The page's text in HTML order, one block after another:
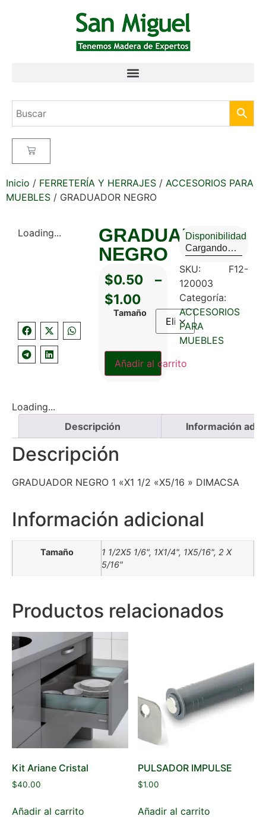
Inicio / FERRETERÍA Y HERRAJES / ACCESORIOS PARA
MUEBLES / GRADUADOR NEGRO
Loading...
GRADUADOR
NEGRO
$0.50 –
$1.00
Tamaño
Añadir al carrito
Disponibilidad
Cargando…
SKU: F12-
120003
Categoría:
ACCESORIOS
PARA
MUEBLES
Loading...
Descripción
Información
Descripción
GRADUADOR NEGRO 1 «X1 1/2 «X5/16 » DIMACSA
Información adicional
Tamaño
1 1/2X5 1/6", 1X1/4", 1X5/16", 2 X
5/16"
Productos relacionados
Kit Ariane Cristal
$40.00
Añadir al carrito
PULSADOR IMPULSE
$1.00
Añadir al carrito